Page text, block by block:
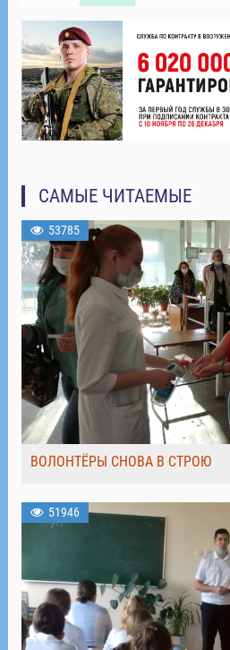
САМЫЕ ЧИТАЕМЫЕ
53785
ВОЛОНТЁРЫ СНОВА В СТРОЮ
51946